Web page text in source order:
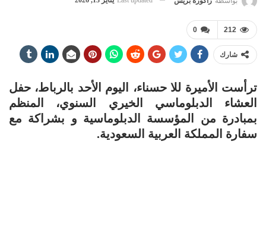
0 212
شارك
ترأست الأميرة للا حسناء، اليوم الأحد بالرباط، حفل
العشاء الدبلوماسي الخيري السنوي، المنظم
بمبادرة من المؤسسة الدبلوماسية و بشراكة مع
سفارة المملكة العربية السعودية.